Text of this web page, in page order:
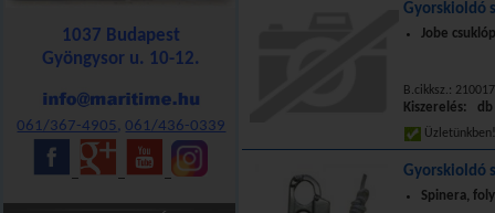
1037 Budapest
Gyöngysor u. 10-12.
061/367-4905,061/436-0339
Gyorskioldó
Jobe
B.cikksz.:
Kiszerelés: db
Gyorskioldó
Spinera,